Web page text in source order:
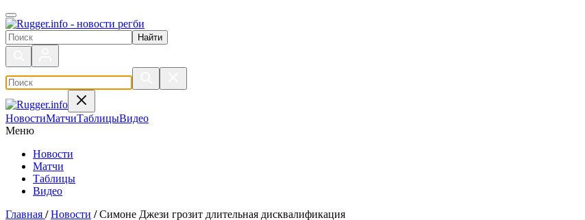
Поиск по сайту
НовостиМатчиТаблицыВидео
Меню
Новости
Матчи
Таблицы
Видео
Главная / Новости / Симоне Джези грозит длительная дисквалификация